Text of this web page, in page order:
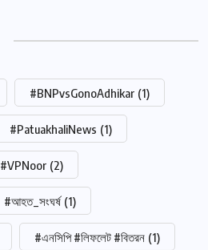
#BNPvsGonoAdhikar (1)
#PatuakhaliNews (1)
#VPNoor (2)
#আহত_সংঘর্ষ (1)
#এনসিপি #লিফলেট #বিতরন (1)